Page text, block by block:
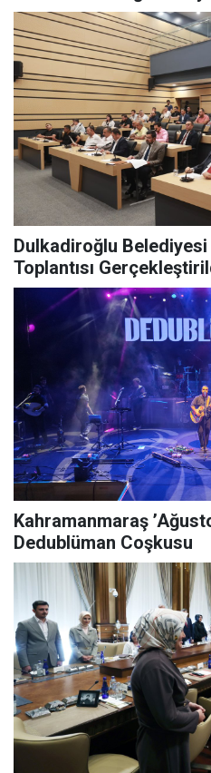
Dulkadiroğlu
Toplantısı
Kahramanmaraş
Dedublüman Coşkusu